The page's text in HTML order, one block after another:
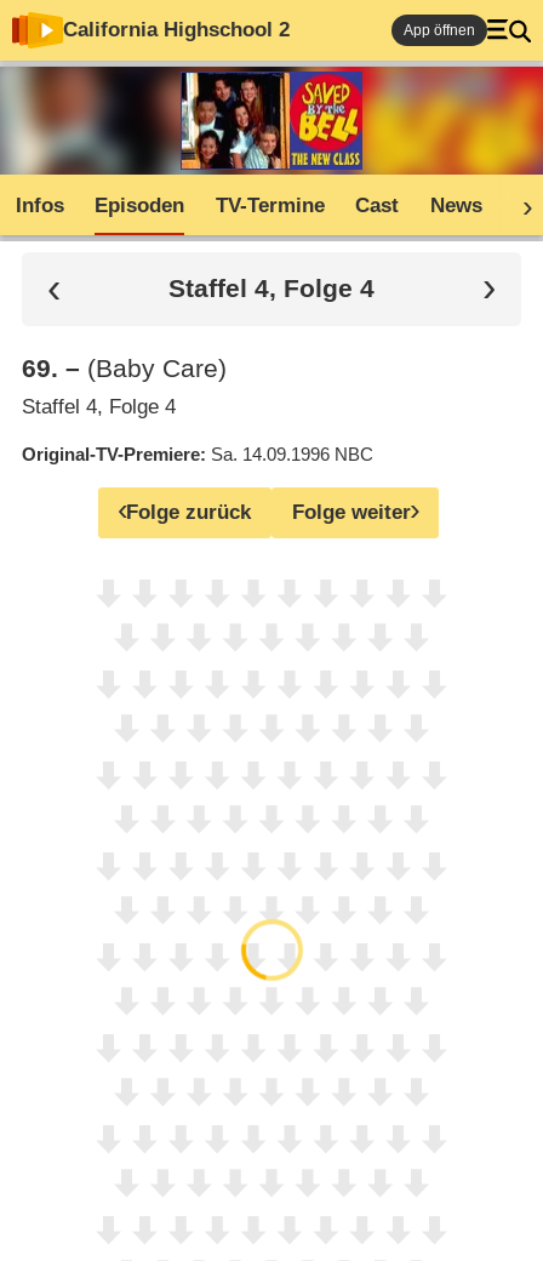
California Highschool 2 App öffnen
Infos Episoden TV-Termine Cast News
Staffel 4, Folge 4
69. – (Baby Care)
Staffel 4, Folge 4
Original-TV-Premiere Sa. 14.09.1996 NBC
Folge zurück Folge weiter